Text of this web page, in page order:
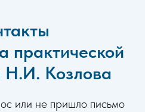
практической
Н.И. Козлова
или не пришло письмо